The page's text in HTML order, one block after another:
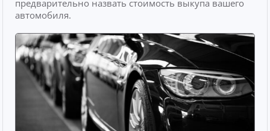
предварительно назвать стоимость выкупа вашего
автомобиля.